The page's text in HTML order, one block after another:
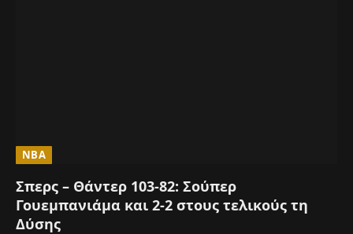
NBA
Σπερς – Θάντερ 103-82: Σούπερ
Γουεμπανιάμα και 2-2 στους τελικούς τη
Δύσης